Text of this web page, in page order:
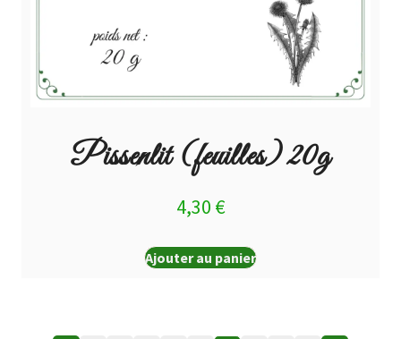
Pissenlit (feuilles) 20g
4,30 €
Ajouter au panier